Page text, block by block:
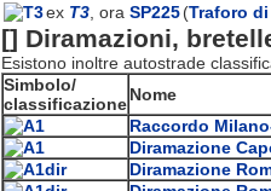
ex T3 , ora SP225(Traforo
[] Diramazioni,
Esistono inoltre autostrade
Simbolo/
classificazioneNome
Raccordo
Diramazione
Diramazione